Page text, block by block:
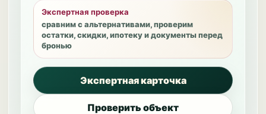
Экспертная проверка
сравним с альтернативами, проверим
остатки, скидки, ипотеку и документы перед
бронью
Экспертная карточка
Проверить объект